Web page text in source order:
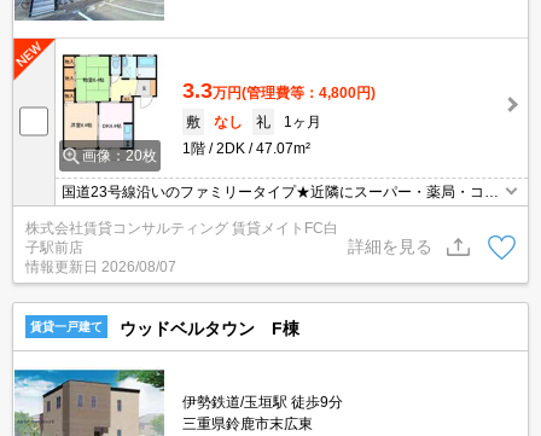
画像：20枚
3.3万円(管理費等：4,800円)
敷
なし 礼
1ヶ月
1階
2DK 47.07m²
国道23号線沿いのファミリータイプ★近隣にスーパー・薬局・コン
ビニ・病院があり生活便利(^^)/
株式会社賃貸コンサルティング 賃貸メイトFC白
子駅前店
情報更新日 2026/08/07
詳細を見る
賃貸一戸建て ウッドベルタウン F棟
伊勢鉄道/玉垣駅 徒歩9分
三重県鈴鹿市末広東